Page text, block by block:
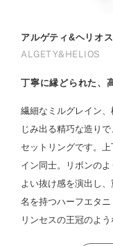
アルゲティ&ヘリオス
ALGETY&HELIOS
丁寧に縁どられた、
繊細なミルグレイン
じみ出る精巧な造り
セットリングです。
イン同士。リボンの
よい抜け感を演出し
名を持つハーフエタ
リンセスの王冠のよ